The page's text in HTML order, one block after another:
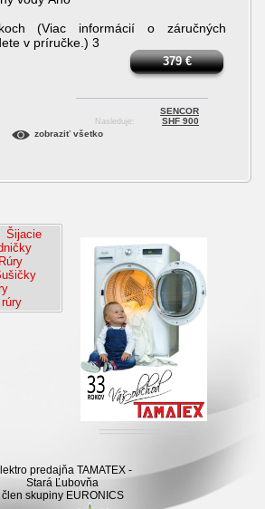
(Viac informácií o záručných
v príručke.) 3
379€
Nasleduje:
SENCOR
SHF 900
zobraziť všetko
Šijacie
Rúry
predajňa TAMATEX -
Stará Ľubovňa
člen skupiny EURONICS